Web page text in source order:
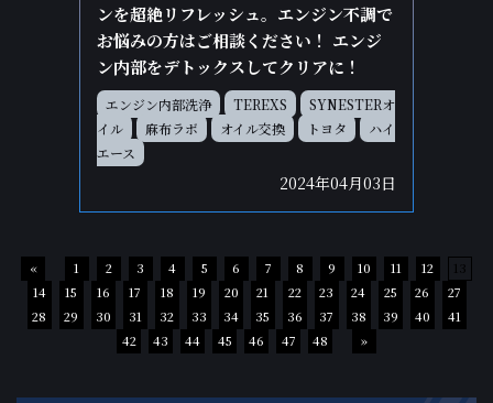
ンを超絶リフレッシュ。エンジン不調で
お悩みの方はご相談ください！ エンジ
ン内部をデトックスしてクリアに！
エンジン内部洗浄 TEREXS
SYNESTERオ
イル
麻布ラボ オイル交換 トヨタ
ハイ
エース
2024年04月03日
« 1 2 3 4 5 6 7 8 9 10 11 12
13
14
15 16 17 18 19 20 21 22 23 24 25 26
27
28
29 30 31 32 33 34 35 36 37 38 39 40
41
42
43 44 45 46 47 48 »